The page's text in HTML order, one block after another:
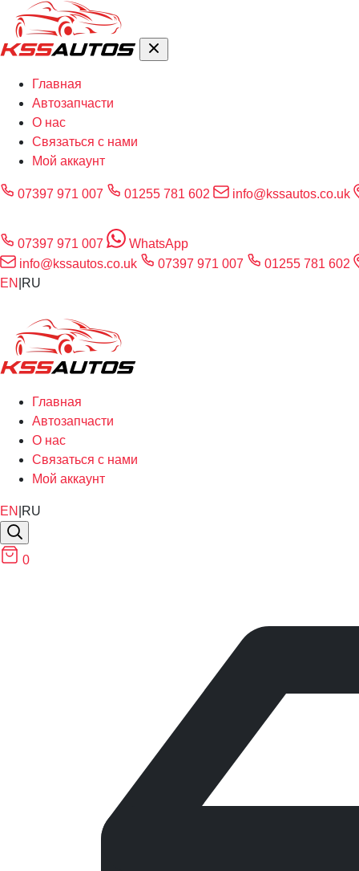
Главная
Автозапчасти
О нас
Связаться с нами
Мой аккаунт
07397 971 007 01255 781 602 info@kssautos.co.uk
07397 971 007
WhatsApp
info@kssautos.co.uk
07397 971 007
01255 781 602
EN RU
Главная
Автозапчасти
О нас
Связаться с нами
Мой аккаунт
EN RU
0